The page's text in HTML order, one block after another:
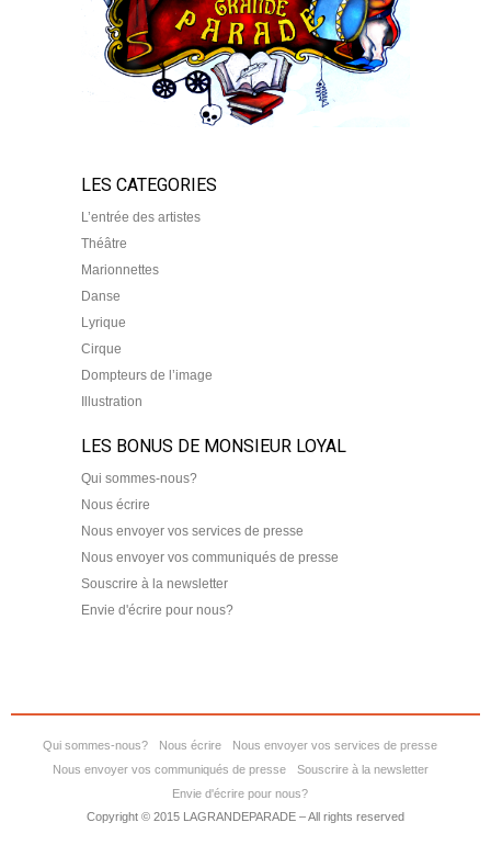
LES CATEGORIES
L’entrée des artistes
Théâtre
Marionnettes
Danse
Lyrique
Cirque
Dompteurs de l’image
Illustration
LES BONUS DE MONSIEUR LOYAL
Qui sommes-nous?
Nous écrire
Nous envoyer vos services de presse
Nous envoyer vos communiqués de presse
Souscrire à la newsletter
Envie d'écrire pour nous?
Qui sommes-nous? Nous écrire
Nous envoyer vos services de presse
Nous envoyer vos communiqués de presse
Souscrire à la newsletter
Envie d'écrire pour nous?
Copyright © 2015 LAGRANDEPARADE – All rights reserved